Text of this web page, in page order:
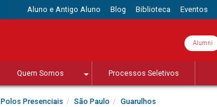
Aluno e Antigo Aluno Blog Biblioteca Eventos
Alumni
Quem Somos Processos Seletivos
Polos Presenciais São Paulo Guarulhos